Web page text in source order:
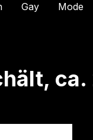
Gay Mode